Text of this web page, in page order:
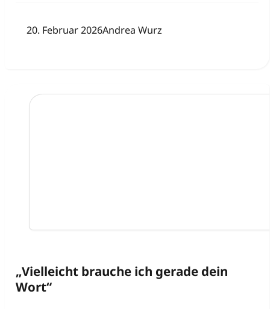
20. Februar 2026Andrea Wurz
„Vielleicht brauche ich gerade dein
Wort“